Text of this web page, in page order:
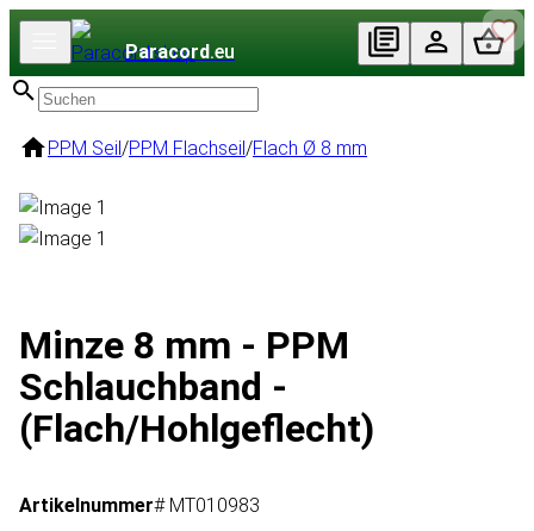
Paracord.eu
PPM Seil/PPM Flachseil/Flach Ø 8 mm
Minze 8 mm - PPM
Schlauchband -
(Flach/Hohlgeflecht)
Artikelnummer# MT010983